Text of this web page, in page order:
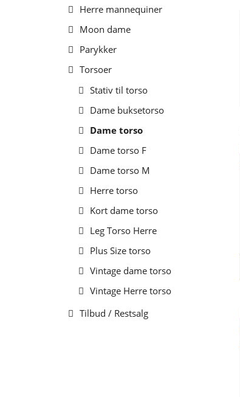
Herre mannequiner
Moon dame
Parykker
Torsoer
Stativ til torso
Dame buksetorso
Dame torso
Dame torso F
Dame torso M
Herre torso
Kort dame torso
Leg Torso Herre
Plus Size torso
Vintage dame torso
Vintage Herre torso
Tilbud / Restsalg